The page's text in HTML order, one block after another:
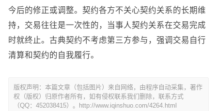
今后的修正或调整。契约各方不关心契约关系的长期维
持，交易往往是一次性的，当事人契约关系在交易完成
时就终止。古典契约不考虑第三方参与，强调交易自行
清算和契约的自我履行。
版权声明：本篇文章（包括图片）来自网络，由程序自动采集，著作
权（版权）归原作者所有，如有侵权联系我们删除，联系方式
（QQ：452038415）。http://www.iqinshuo.com/4264.html